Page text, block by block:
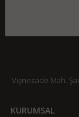
Vişnezade Mah.
KURUMSAL